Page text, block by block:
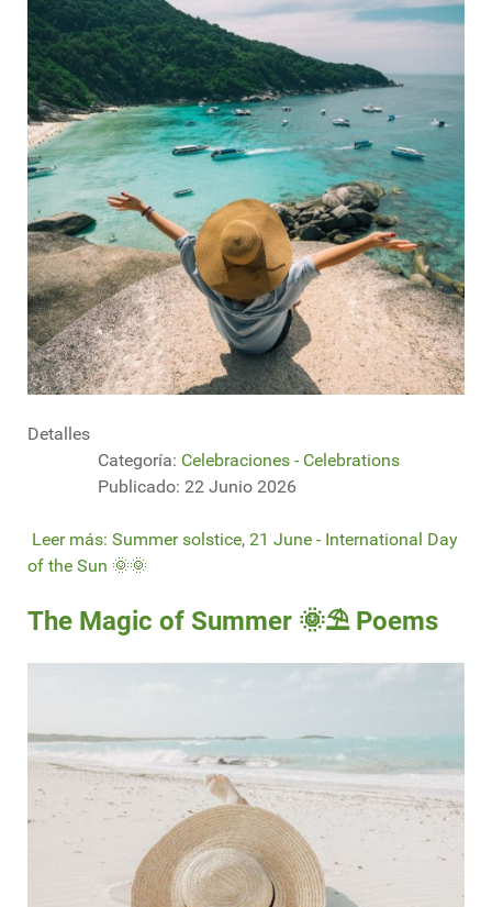
Detalles
Categoría: Celebraciones - Celebrations
Publicado: 22 Junio 2026
Leer más: Summer solstice, 21 June - International Day
of the Sun 🌞🌞
The Magic of Summer 🌞⛱ Poems